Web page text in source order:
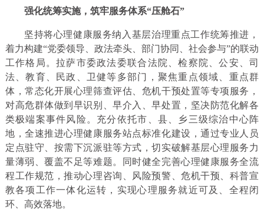
强化统筹实施，筑牢服务体系“压舱石”
坚持将心理健康服务纳入基层治理重点工作统筹推进，
着力构建“党委领导、政法牵头、部门协同、社会参与”的联动
工作格局。拉萨市委政法委联合法院、检察院、公安、司
法、教育、民政、卫健等多部门，聚焦重点领域、重点群
体，常态化开展心理筛查评估、危机干预处置等专项服务，
对高危群体做到早识别、早介入、早处置，坚决防范化解各
类极端案事件风险。充分依托市、县、乡三级综治中心阵
地，全速推进心理健康服务站点标准化建设，通过专业人员
定点驻守、按需下沉派驻等方式，切实破解基层心理服务力
量薄弱、覆盖不足等难题。同时健全完善心理健康服务全流
程工作规范，推动心理咨询、风险预警、危机干预、科普宣
教各项工作一体化运转，实现心理服务就近可及、全程闭
环、高效落地。